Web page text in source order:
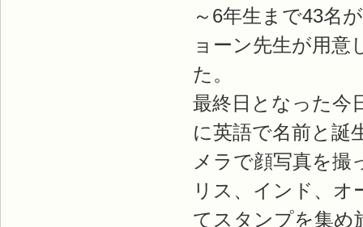
～6年生まで43名
ョーン先生が用
た。
最終日となった今
に英語で名前と誕
メラで顔写真を
リス、インド、
てスタンプを集め